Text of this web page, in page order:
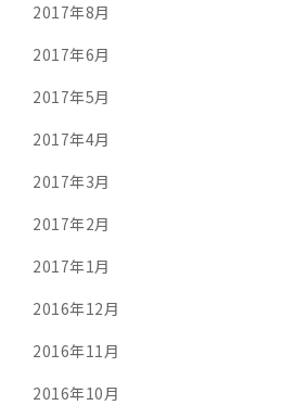
2017年8月
2017年6月
2017年5月
2017年4月
2017年3月
2017年2月
2017年1月
2016年12月
2016年11月
2016年10月